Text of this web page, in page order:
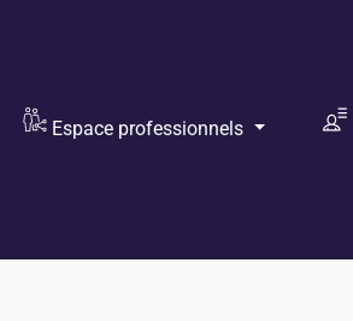
Espace professionnels